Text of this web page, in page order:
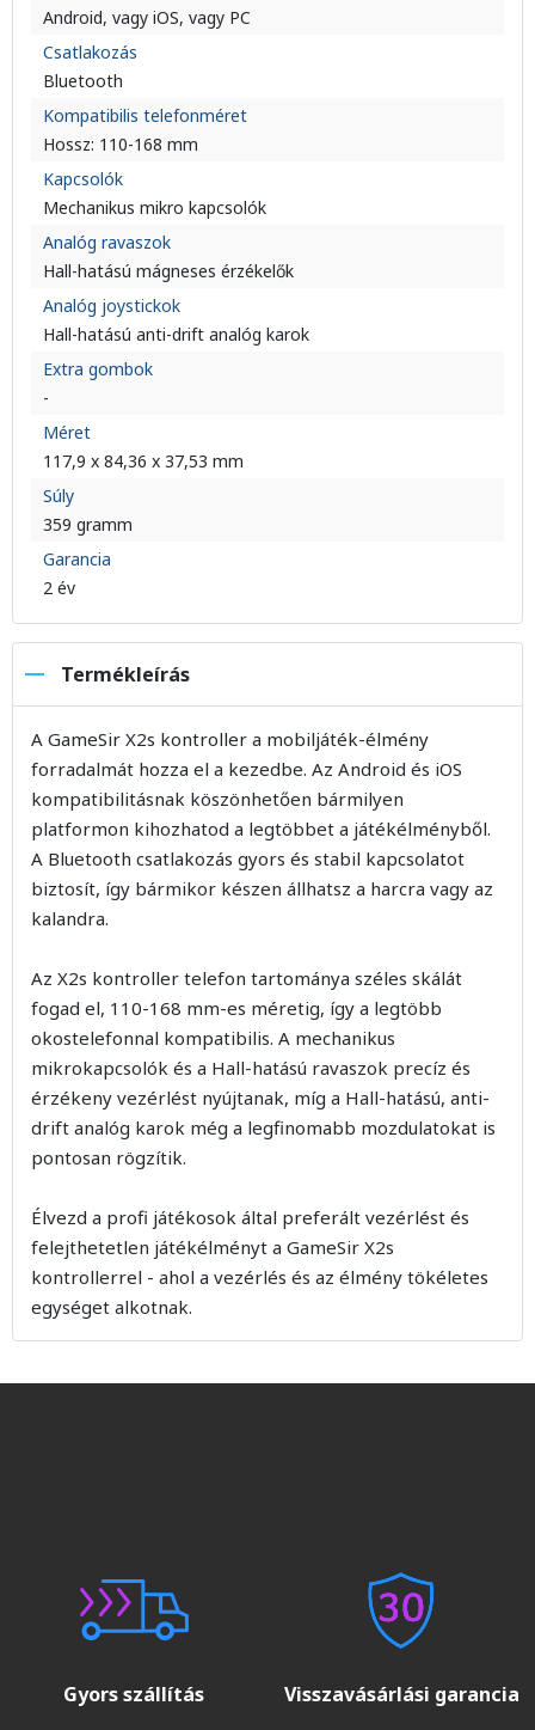
Android, vagy iOS, vagy PC
Csatlakozás
Bluetooth
Kompatibilis telefonméret
Hossz: 110-168 mm
Kapcsolók
Mechanikus mikro kapcsolók
Analóg ravaszok
Hall-hatású mágneses érzékelők
Analóg joystickok
Hall-hatású anti-drift analóg karok
Extra gombok
-
Méret
117,9 x 84,36 x 37,53 mm
Súly
359 gramm
Garancia
2 év
Termékleírás
A GameSir X2s kontroller a mobiljáték-élmény
forradalmát hozza el a kezedbe. Az Android és iOS
kompatibilitásnak köszönhetően bármilyen
platformon kihozhatod a legtöbbet a játékélményből.
A Bluetooth csatlakozás gyors és stabil kapcsolatot
biztosít, így bármikor készen állhatsz a harcra vagy az
kalandra.
Az X2s kontroller telefon tartománya széles skálát
fogad el, 110-168 mm-es méretig, így a legtöbb
okostelefonnal kompatibilis. A mechanikus
mikrokapcsolók és a Hall-hatású ravaszok precíz és
érzékeny vezérlést nyújtanak, míg a Hall-hatású, anti-
drift analóg karok még a legfinomabb mozdulatokat is
pontosan rögzítik.
Élvezd a profi játékosok által preferált vezérlést és
felejthetetlen játékélményt a GameSir X2s
kontrollerrel - ahol a vezérlés és az élmény tökéletes
egységet alkotnak.
Gyors szállítás Visszavásárlási garancia